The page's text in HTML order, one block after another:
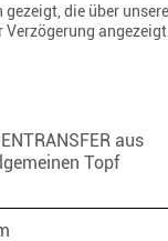
gezeigt, die über
angezeigt.
aus
Topf